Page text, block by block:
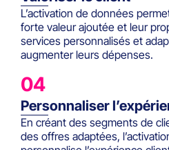
L’activation de données
forte valeur ajoutée et leur
services personnalisés et
augmenter leurs dépenses.
04
Personnaliser
En créant des segments de
des offres adaptées,